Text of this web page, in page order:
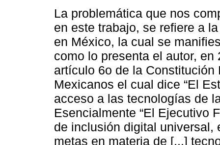
La problemática que nos
en este trabajo, se refiere a
en México, la cual se
como lo presenta el autor,
artículo 6o de la
Mexicanos el cual dice “El
acceso a las tecnologías de
Esencialmente “El Ejecutivo
de inclusión digital universal,
metas en materia de [...]